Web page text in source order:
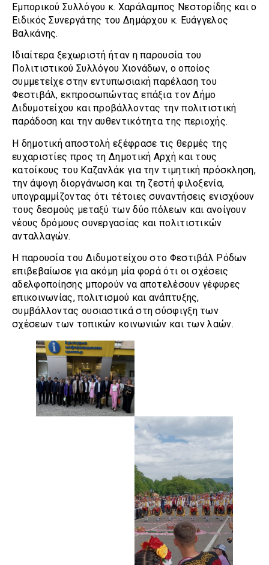
Εμπορικού Συλλόγου κ. Χαράλαμπος Νεστορίδης και ο
Ειδικός Συνεργάτης του Δημάρχου κ. Ευάγγελος
Βαλκάνης.
Ιδιαίτερα ξεχωριστή ήταν η παρουσία του
Πολιτιστικού Συλλόγου Χιονάδων, ο οποίος
συμμετείχε στην εντυπωσιακή παρέλαση του
Φεστιβάλ, εκπροσωπώντας επάξια τον Δήμο
Διδυμοτείχου και προβάλλοντας την πολιτιστική
παράδοση και την αυθεντικότητα της περιοχής.
Η δημοτική αποστολή εξέφρασε τις θερμές της
ευχαριστίες προς τη Δημοτική Αρχή και τους
κατοίκους του Καζανλάκ για την τιμητική πρόσκληση,
την άψογη διοργάνωση και τη ζεστή φιλοξενία,
υπογραμμίζοντας ότι τέτοιες συναντήσεις ενισχύουν
τους δεσμούς μεταξύ των δύο πόλεων και ανοίγουν
νέους δρόμους συνεργασίας και πολιτιστικών
ανταλλαγών.
Η παρουσία του Διδυμοτείχου στο Φεστιβάλ Ρόδων
επιβεβαίωσε για ακόμη μία φορά ότι οι σχέσεις
αδελφοποίησης μπορούν να αποτελέσουν γέφυρες
επικοινωνίας, πολιτισμού και ανάπτυξης,
συμβάλλοντας ουσιαστικά στη σύσφιγξη των
σχέσεων των τοπικών κοινωνιών και των λαών.